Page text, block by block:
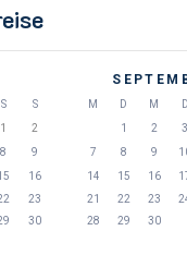
S
S
1
2
8
9
16
23
30
M D M D
1
2 3
7
8 9
14
15 16
21
22 23
28
29 30